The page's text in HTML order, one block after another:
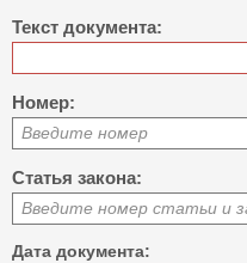
Текст документа:
Номер:
Введите номер
Статья закона:
Введите номер статьи и
Дата документа: